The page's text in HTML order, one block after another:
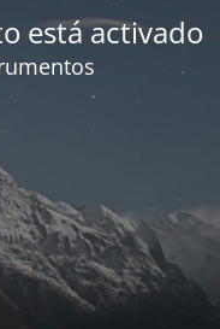
está activado